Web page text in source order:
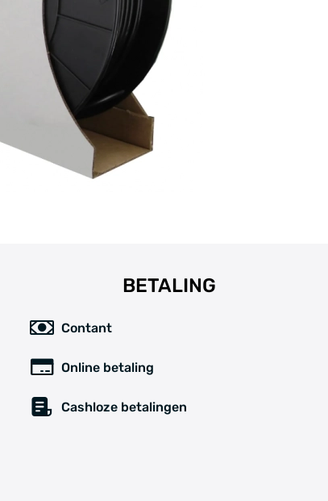
BETALING
Contant
Online betaling
Cashloze betalingen